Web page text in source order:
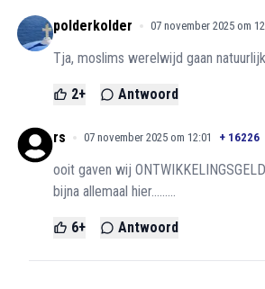
polderkolder 07 november 2025 om
Tja, moslims werelwijd gaan
2+ Antwoord
rs 07 november 2025 om 12:01 + 16226
ooit gaven wij
bijna allemaal hier.........
6+ Antwoord